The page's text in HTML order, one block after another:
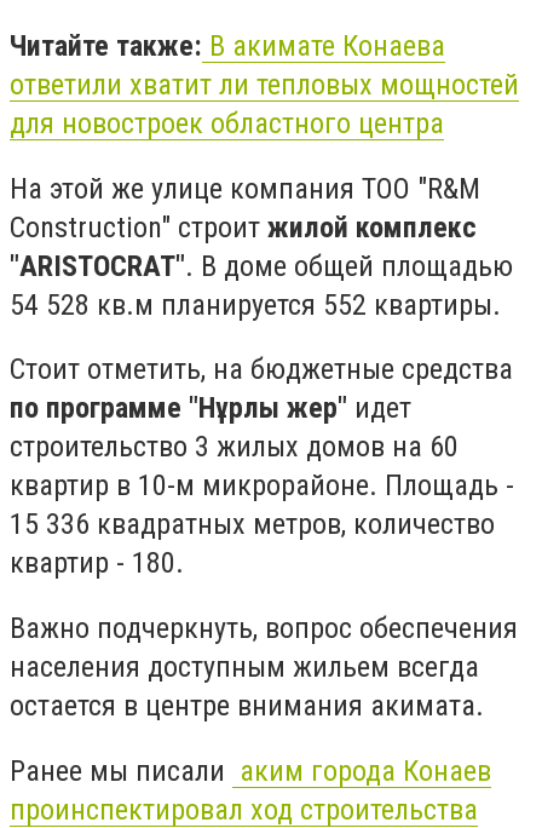
Читайте также: В акимате Конаева
ответили хватит ли тепловых мощностей
для новостроек областного центра
На этой же улице компания ТОО "R&M
Construction" строит жилой комплекс
"ARISTOCRAT". В доме общей площадью
54 528 кв.м планируется 552 квартиры.
Стоит отметить, на бюджетные средства
по программе "Нұрлы жер" идет
строительство 3 жилых домов на 60
квартир в 10-м микрорайоне. Площадь -
15 336 квадратных метров, количество
квартир - 180.
Важно подчеркнуть, вопрос обеспечения
населения доступным жильем всегда
остается в центре внимания акимата.
Ранее мы писали аким города Конаев
проинспектировал ход строительства